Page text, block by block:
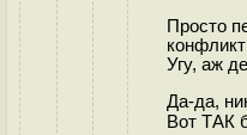
Просто
Угу, аж
Да-да,
Вот ТАК